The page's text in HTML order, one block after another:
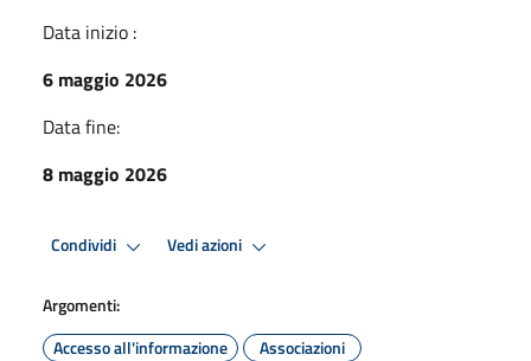
Data inizio :
6 maggio 2026
Data fine:
8 maggio 2026
Condividi Vedi azioni
Argomenti:
Accesso all'informazione
Associazioni